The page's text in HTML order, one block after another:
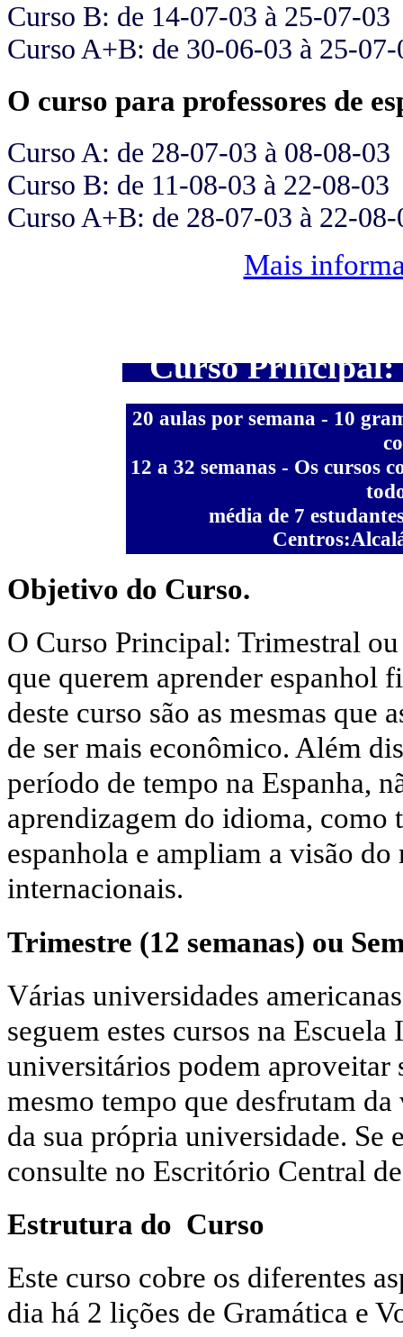
Curso B: de 14-07-03 à 25-07-03
Curso A+B: de 30-06-03 à 25-07-
O curso para professores de
Curso A: de 28-07-03 à 08-08-03
Curso B: de 11-08-03 à 22-08-03
Curso A+B: de 28-07-03 à 22-08-
Mais
Curso Principal:
20 aulaspor semana - 10
12 a 32 semanas - Os cursos
média de 7
Objetivo do Curso.
O Curso Principal: Trimestral
que querem aprender espanhol
deste curso são as mesmas que
de ser mais econômico. Além
período de tempo na Espanha,
aprendizagem do idioma, como
espanhola e ampliam a visão
internacionais.
Trimestre (12 semanas) ou
Várias universidades
seguem estes cursos na
universitários podem aproveitar
mesmo tempo que desfrutam
da sua própria universidade. Se
consulte no Escritório Central
Estrutura do Curso
Este curso cobre os diferentes
dia há 2 lições de Gramática e